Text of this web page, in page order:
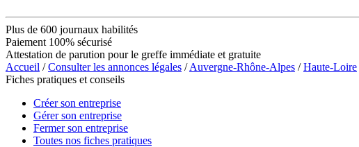
Plus de 600 journaux habilités
Paiement 100% sécurisé
Attestation de parution pour le greffe immédiate et gratuite
Accueil /Consulter les annonces légales /Auvergne-Rhône-Alpes /Haute-Loire
Fiches pratiques et conseils
Créer son entreprise
Gérer son entreprise
Fermer son entreprise
Toutes nos fiches pratiques